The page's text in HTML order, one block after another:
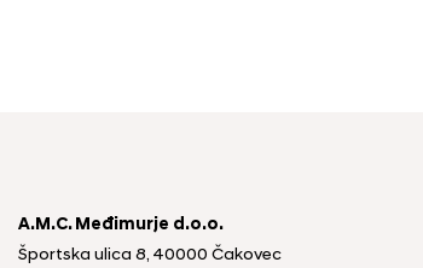
A.M.C. Međimurje d.o.o.
Športska ulica 8, 40000 Čakovec